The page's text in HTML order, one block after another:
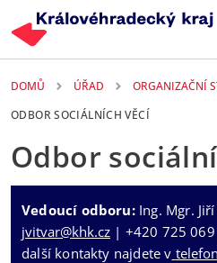
DOMŮ ÚŘAD ORGANIZAČNÍ
ODBOR SOCIÁLNÍCH VĚCÍ
Odbor
Vedoucí odboru: Ing. Mgr.
jvitvar@khk.cz | +420 725
další kontakty najdete v